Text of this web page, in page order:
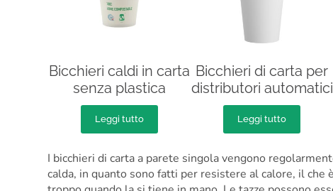
Bicchieri caldi in carta
senza plastica
Leggi tutto
Bicchieri di carta per
distributori automatici
Leggi tutto
I bicchieri di carta a parete singola vengono
calda, in quanto sono fatti per resistere al calore, il